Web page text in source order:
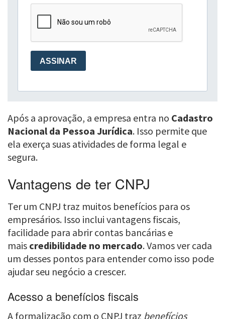
Após a aprovação, a empresa entra no Cadastro
Nacional da Pessoa Jurídica. Isso permite que
ela exerça suas atividades de forma legal e
segura.
Vantagens de ter CNPJ
Ter um CNPJ traz muitos benefícios para os
empresários. Isso inclui vantagens fiscais,
facilidade para abrir contas bancárias e
mais credibilidade no mercado. Vamos ver cada
um desses pontos para entender como isso pode
ajudar seu negócio a crescer.
Acesso a benefícios fiscais
A formalização com o CNPJ traz benefícios